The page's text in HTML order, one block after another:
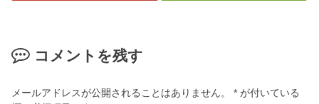
コメントを残す
メールアドレスが公開されることはありません。 * が付いている